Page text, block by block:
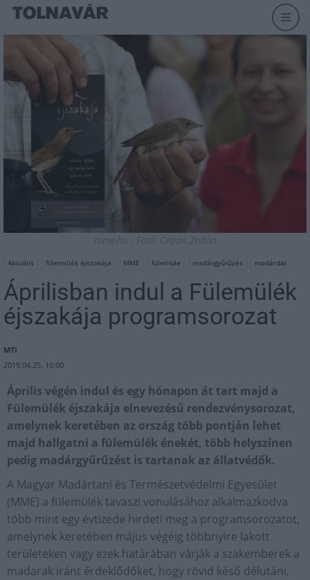
mme.hu - Fotó: Orbán Zoltán
Aktuális fülemülék éjszakája MME fülemüle madárgyűrűzés madárdal
Áprilisban indul a Fülemülék
éjszakája programsorozat
MTI
2019.04.25. 10:00
Április végén indul és egy hónapon át tart majd a
Fülemülék éjszakája elnevezésű rendezvénysorozat,
amelynek keretében az ország több pontján lehet
majd hallgatni a fülemülék énekét, több helyszínen
pedig madárgyűrűzést is tartanak az állatvédők.
A Magyar Madártani és Természetvédelmi Egyesület
(MME) a fülemülék tavaszi vonulásához alkalmazkodva
több mint egy évtizede hirdeti meg a programsorozatot,
amelynek keretében május végéig többnyire lakott
területeken vagy ezek határában várják a szakemberek a
madarak iránt érdeklődőket, hogy rövid késő délutáni,